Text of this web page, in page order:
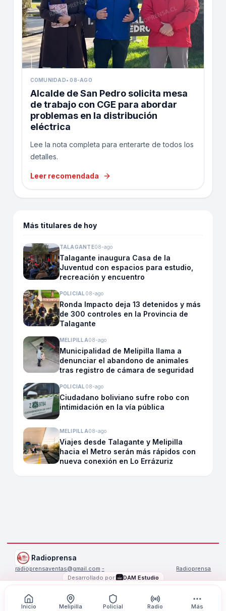
COMUNIDAD•08-AGO
Alcalde de San Pedro solicita mesa
de trabajo con CGE para abordar
problemas en la distribución
eléctrica
Lee la nota completa para enterarte de todos los
detalles.
Leer recomendada
Más titulares de hoy
TALAGANTE08-ago
Talagante inaugura Casa de la
Juventud con espacios para estudio,
recreación y encuentro
POLICIAL 08-ago
Ronda Impacto deja 13 detenidos y más
de 300 controles en la Provincia de
Talagante
MELIPILLA08-ago
Municipalidad de Melipilla llama a
denunciar el abandono de animales
tras registro de cámara de seguridad
POLICIAL 08-ago
Ciudadano boliviano sufre robo con
intimidación en la vía pública
MELIPILLA08-ago
Viajes desde Talagante y Melipilla
hacia el Metro serán más rápidos con
nueva conexión en Lo Errázuriz
Radioprensa
radioprensaventas@gmail.com·-
Radioprensa
Desarrollado por:
DAM Estudio
2026 Radioprensa . Todos los derechos reservados.
Inicio
Melipilla Policial Radio Más